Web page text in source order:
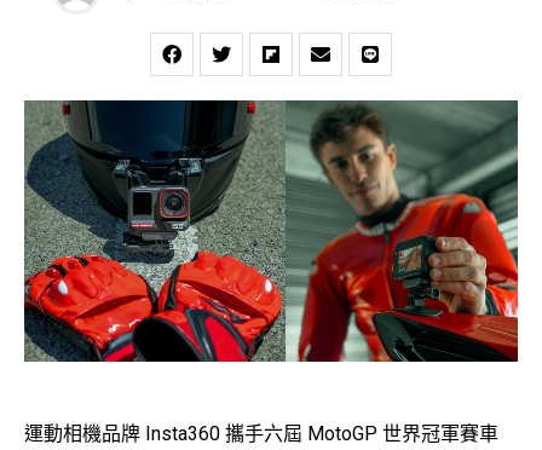
運動相機品牌 Insta360 攜手六屆 MotoGP 世界冠軍賽車